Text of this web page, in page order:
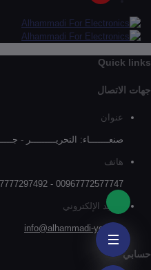
Quick links
جهات الاتصال
عنوان
صنعـــــــاء: التحريـــــــــر -
هاتف
00967772577747 - 00967777297492
البريد الإلكتروني
info@alhammadi-ye.com
حسابي